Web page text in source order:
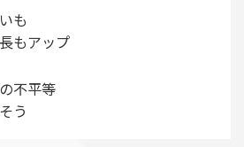
も
もアップ
不平等
う